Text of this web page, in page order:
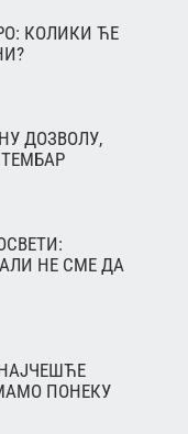
КОЛИКИ ЋЕ
ДОЗВОЛУ,
НЕ СМЕ ДА
ПОНЕКУ